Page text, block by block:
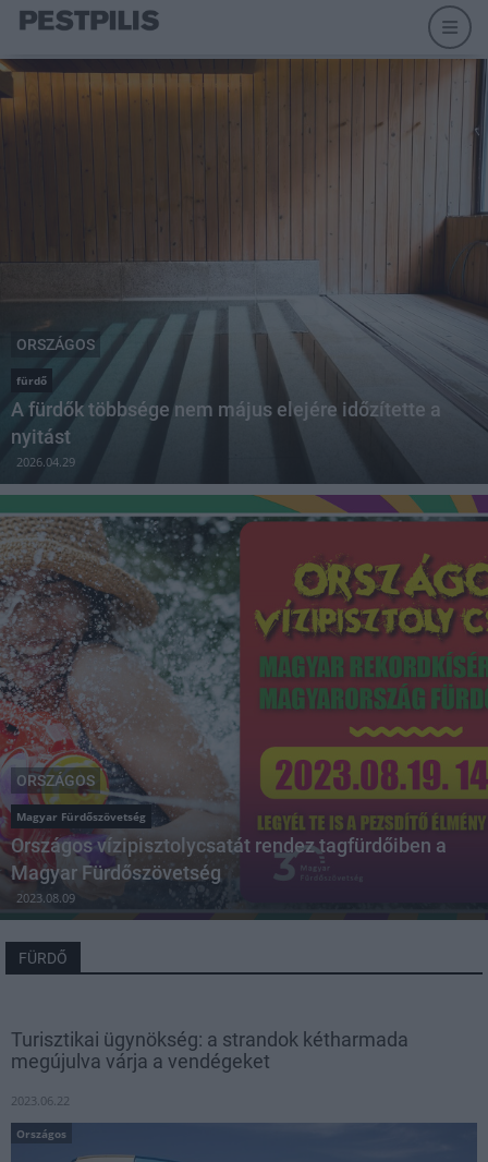
ORSZÁGOS
fürdő
A fürdők többsége nem május elejére időzítette a
nyitást
2026.04.29
ORSZÁGOS
Magyar Fürdőszövetség
Országos vízipisztolycsatát rendez tagfürdőiben a
Magyar Fürdőszövetség
2023.08.09
FÜRDŐ
Turisztikai ügynökség: a strandok kétharmada
megújulva várja a vendégeket
2023.06.22
Országos